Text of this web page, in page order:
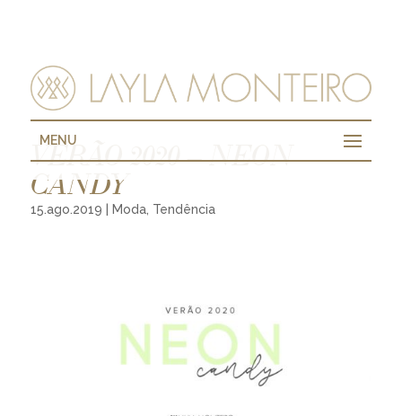
MENU
VERÃO 2020 – NEON
CANDY
15.ago.2019 Moda, Tendência